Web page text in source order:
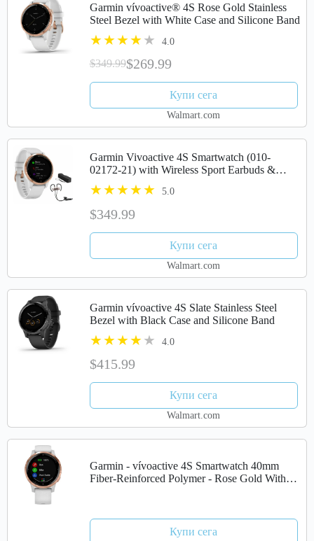
Garmin vívoactive® 4S Rose Gold Stainless
Steel Bezel with White Case and Silicone Band
4.0
$349.99$269.99
Купи сега
Walmart.com
Garmin Vivoactive 4S Smartwatch (010-
02172-21) with Wireless Sport Earbuds &
More
5.0
$349.99
Купи сега
Walmart.com
Garmin vívoactive 4S Slate Stainless Steel
Bezel with Black Case and Silicone Band
4.0
$415.99
Купи сега
Walmart.com
Garmin - vívoactive 4S Smartwatch 40mm
Fiber-Reinforced Polymer - Rose Gold With
Купи сега